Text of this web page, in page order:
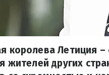
королева Летиция
жителей других